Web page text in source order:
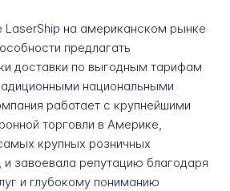
LaserShip на американском рынке
предлагать
доставки по выгодным тарифам
национальными
работает с крупнейшими
торговли в Америке,
крупных розничных
и завоевала репутацию благодаря
и глубокому пониманию